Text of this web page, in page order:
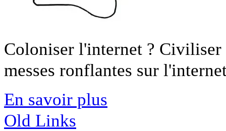
Coloniser l'internet ?
messes ronflantes sur
En savoir plus
Old Links